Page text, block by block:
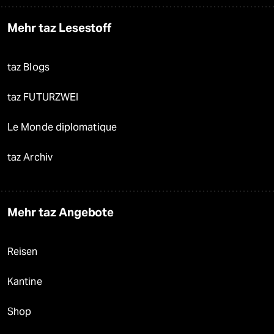
Mehr taz Lesestoff
taz Blogs
taz FUTURZWEI
Le Monde diplomatique
taz Archiv
Mehr taz Angebote
Reisen
Kantine
Shop